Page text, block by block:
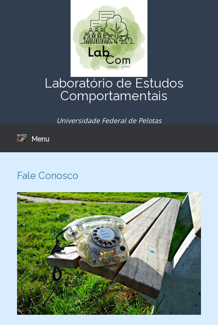
Laboratório de Estudos
Comportamentais
Universidade Federal de Pelotas
Menu
Fale Conosco